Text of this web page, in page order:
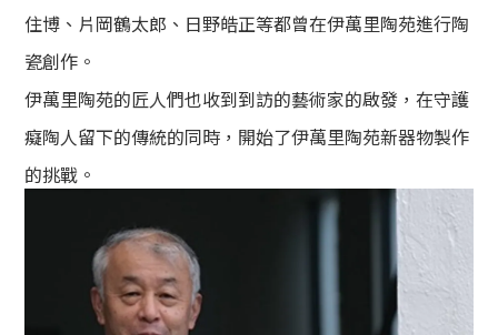
住博、片岡鶴太郎、日野皓正等都曾在伊萬里陶苑進行陶
瓷創作。
伊萬里陶苑的匠人們也收到到訪的藝術家的啟發，在守護
癡陶人留下的傳統的同時，開始了伊萬里陶苑新器物製作
的挑戰。